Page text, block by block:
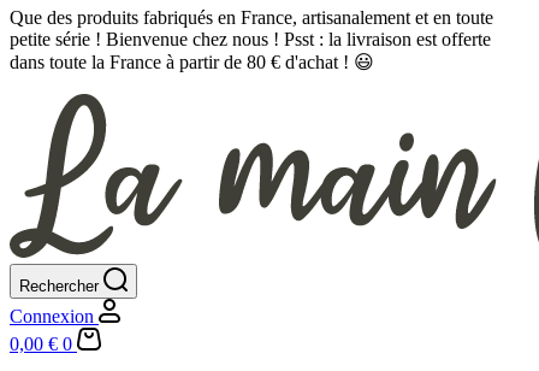
Que des produits fabriqués en France, artisanalement et en toute
petite série ! Bienvenue chez nous ! Psst : la livraison est offerte
dans toute la France à partir de 80 € d'achat ! 😃
Rechercher
Connexion
Panier
d’achat
0,00 € 0